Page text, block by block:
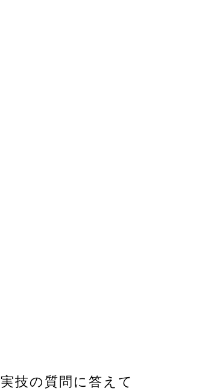
実技の質問に答えて